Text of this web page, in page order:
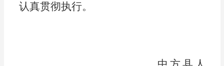
认真贯彻执行。